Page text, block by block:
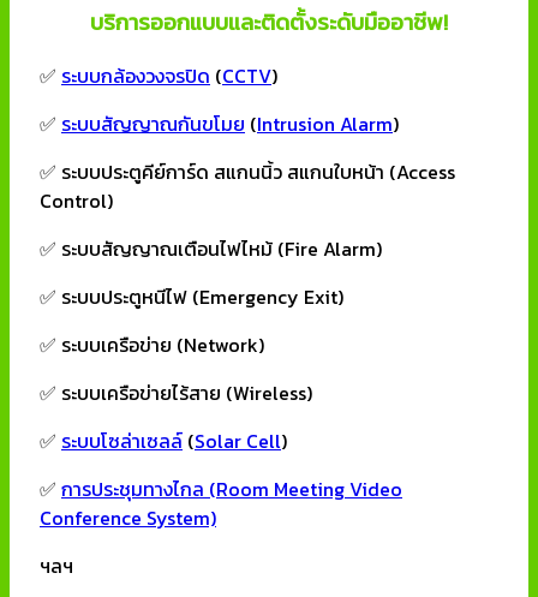
บริการออกแบบและติดตั้งระดับมืออาชีพ!
✅ ระบบกล้องวงจรปิด (CCTV)
✅ ระบบสัญญาณกันขโมย (Intrusion Alarm)
✅ ระบบประตูคีย์การ์ด สแกนนิ้ว สแกนใบหน้า (Access
Control)
✅ ระบบสัญญาณเตือนไฟไหม้ (Fire Alarm)
✅ ระบบประตูหนีไฟ (Emergency Exit)
✅ ระบบเครือข่าย (Network)
✅ ระบบเครือข่ายไร้สาย (Wireless)
✅ ระบบโซล่าเซลล์ (Solar Cell)
✅ การประชุมทางไกล (Room Meeting Video
Conference System)
ฯลฯ